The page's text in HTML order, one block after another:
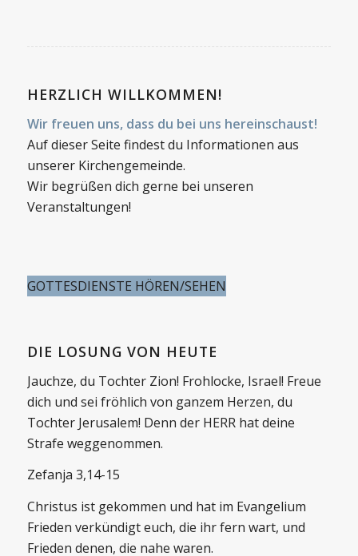
HERZLICH WILLKOMMEN!
Wir freuen uns, dass du bei uns hereinschaust!
Auf dieser Seite findest du Informationen aus
unserer Kirchengemeinde.
Wir begrüßen dich gerne bei unseren
Veranstaltungen!
GOTTESDIENSTE HÖREN/SEHEN
DIE LOSUNG VON HEUTE
Jauchze, du Tochter Zion! Frohlocke, Israel! Freue
dich und sei fröhlich von ganzem Herzen, du
Tochter Jerusalem! Denn der HERR hat deine
Strafe weggenommen.
Zefanja 3,14-15
Christus ist gekommen und hat im Evangelium
Frieden verkündigt euch, die ihr fern wart, und
Frieden denen, die nahe waren.